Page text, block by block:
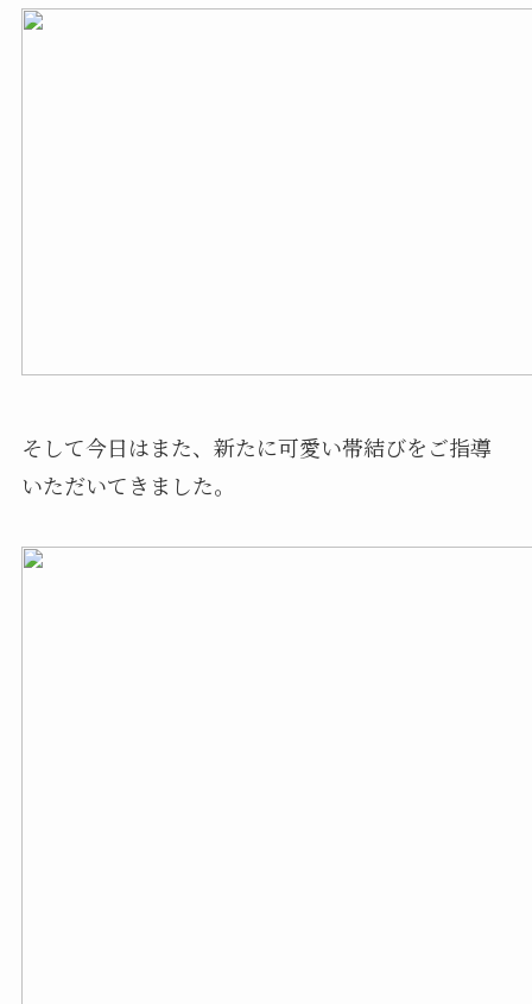
そして今日はまた、新たに可愛い帯結びをご指導
いただいてきました。